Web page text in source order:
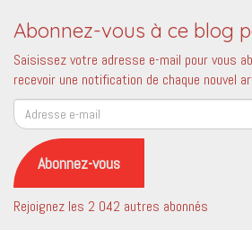
Abonnez-vous à ce blog
Saisissez votre adresse e-mail pour vous
recevoir une notification de chaque nouvel
Adresse
e-
mail
Abonnez-vous
Rejoignez les 2 042 autres abonnés